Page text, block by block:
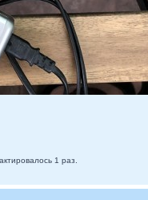
1 раз.